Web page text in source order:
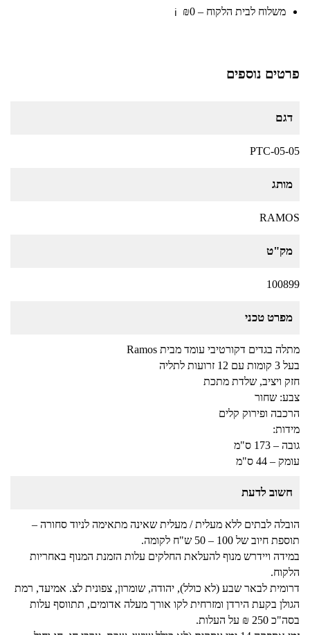
משלוח לבית הלקוח – ₪0 ℹ️
פרטים נוספים
דגם
PTC-05-05
מותג
RAMOS
מק"ט
100899
מפרט טכני
מתלה בגדים דקורטיבי עומד מבית Ramos
בעל 3 קומות עם 12 זרועות לתליה
חזק ויציב, שלדת מתכת
צבע: שחור
הרכבה ופירוק קלים
מידות:
גובה – 173 ס"מ
עומק – 44 ס"מ
חשוב לדעת
הובלה לבתים ללא מעלית / מעלית שאינה מתאימה לניוד סחורה –
תוספת חיוב של 100 – 50 ש"ח לקומה.
במידה ויידרש מנוף להעלאת החלקים עלות הזמנת המנוף באחריות
הלקוח.
דרומית לבאר שבע (לא כולל), יהודה, שומרון, צפונית לצ. אמיעד, רמת
הגולן בקעת הירדן ומזרחית לקו אורך מעלה אדומים, תתווסף עלות
בסה"כ 250 ₪ על העלות.